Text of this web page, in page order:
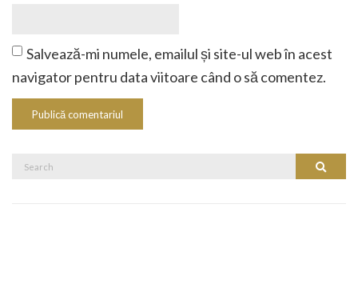
Salvează-mi numele, emailul și site-ul web în acest
navigator pentru data viitoare când o să comentez.
Search